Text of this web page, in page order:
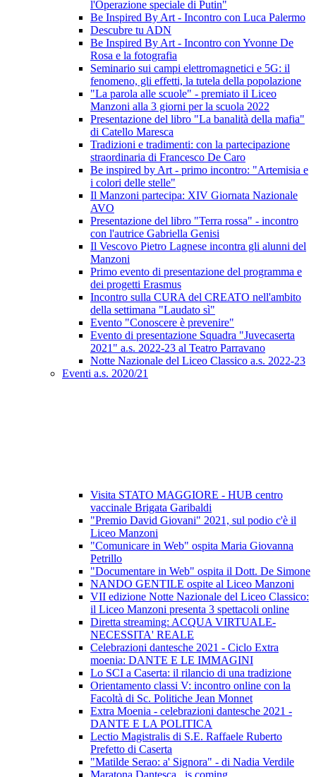
l'Operazione speciale di Putin"
Be Inspired By Art - Incontro con Luca Palermo
Descubre tu ADN
Be Inspired By Art - Incontro con Yvonne De
Rosa e la fotografia
Seminario sui campi elettromagnetici e 5G: il
fenomeno, gli effetti, la tutela della popolazione
"La parola alle scuole" - premiato il Liceo
Manzoni alla 3 giorni per la scuola 2022
Presentazione del libro "La banalità della mafia"
di Catello Maresca
Tradizioni e tradimenti: con la partecipazione
straordinaria di Francesco De Caro
Be inspired by Art - primo incontro: "Artemisia e
i colori delle stelle"
Il Manzoni partecipa: XIV Giornata Nazionale
AVO
Presentazione del libro "Terra rossa" - incontro
con l'autrice Gabriella Genisi
Il Vescovo Pietro Lagnese incontra gli alunni del
Manzoni
Primo evento di presentazione del programma e
dei progetti Erasmus
Incontro sulla CURA del CREATO nell'ambito
della settimana "Laudato sì"
Evento "Conoscere è prevenire"
Evento di presentazione Squadra "Juvecaserta
2021" a.s. 2022-23 al Teatro Parravano
Notte Nazionale del Liceo Classico a.s. 2022-23
Eventi a.s. 2020/21
Visita STATO MAGGIORE - HUB centro
vaccinale Brigata Garibaldi
"Premio David Giovani" 2021, sul podio c'è il
Liceo Manzoni
"Comunicare in Web" ospita Maria Giovanna
Petrillo
"Documentare in Web" ospita il Dott. De Simone
NANDO GENTILE ospite al Liceo Manzoni
VII edizione Notte Nazionale del Liceo Classico:
il Liceo Manzoni presenta 3 spettacoli online
Diretta streaming: ACQUA VIRTUALE-
NECESSITA' REALE
Celebrazioni dantesche 2021 - Ciclo Extra
moenia: DANTE E LE IMMAGINI
Lo SCI a Caserta: il rilancio di una tradizione
Orientamento classi V: incontro online con la
Facoltà di Sc. Politiche Jean Monnet
Extra Moenia - celebrazioni dantesche 2021 -
DANTE E LA POLITICA
Lectio Magistralis di S.E. Raffaele Ruberto
Prefetto di Caserta
"Matilde Serao: a' Signora" - di Nadia Verdile